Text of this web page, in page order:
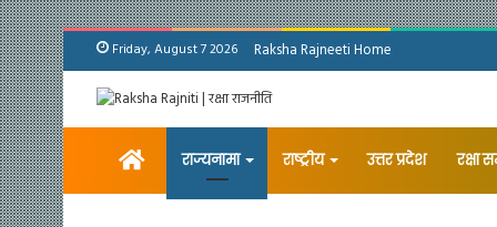
Friday, August 7 2026 Raksha Rajneeti Home
Homeराज्यनामा राष्ट्रीय उत्तर प्रदेश रक्षा